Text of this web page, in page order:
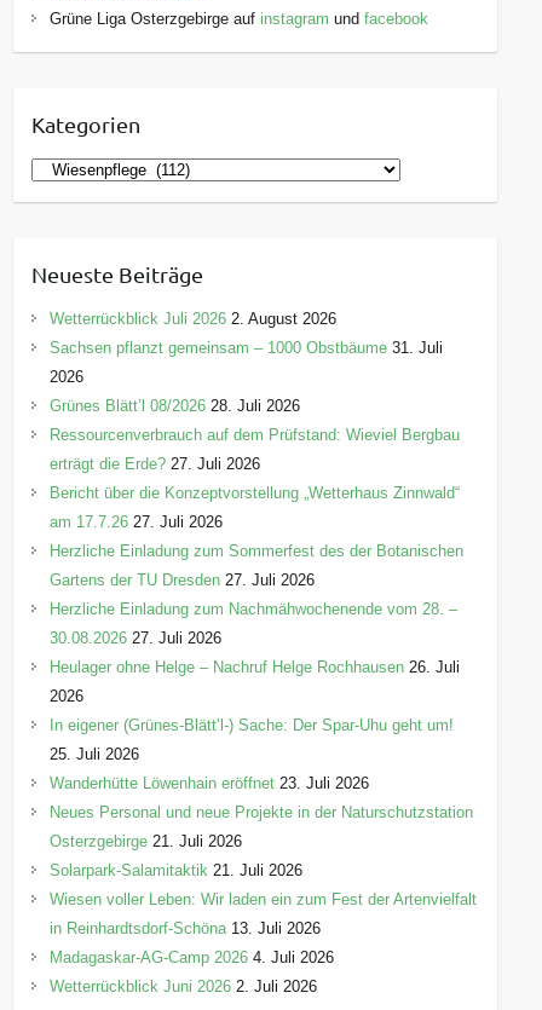
Grüne Liga Osterzgebirge auf instagram undfacebook
Kategorien
a
g
o
r
e
n
Neueste Beiträge
Wetterrückblick Juli 2026 2. August 2026
Sachsen pflanzt gemeinsam – 1000 Obstbäume 31. Juli
2026
Grünes Blätt’l 08/2026 28. Juli 2026
Ressourcenverbrauch auf dem Prüfstand: Wieviel Bergbau
erträgt die Erde? 27. Juli 2026
Bericht über die Konzeptvorstellung „Wetterhaus Zinnwald“
am 17.7.26 27. Juli 2026
Herzliche Einladung zum Sommerfest des der Botanischen
Gartens der TU Dresden 27. Juli 2026
Herzliche Einladung zum Nachmähwochenende vom 28. –
30.08.2026 27. Juli 2026
Heulager ohne Helge – Nachruf Helge Rochhausen 26. Juli
2026
In eigener (Grünes-Blätt’l-) Sache: Der Spar-Uhu geht um!
25. Juli 2026
Wanderhütte Löwenhain eröffnet 23. Juli 2026
Neues Personal und neue Projekte in der Naturschutzstation
Osterzgebirge 21. Juli 2026
Solarpark-Salamitaktik 21. Juli 2026
Wiesen voller Leben: Wir laden ein zum Fest der Artenvielfalt
in Reinhardtsdorf-Schöna 13. Juli 2026
Madagaskar-AG-Camp 2026 4. Juli 2026
Wetterrückblick Juni 2026 2. Juli 2026